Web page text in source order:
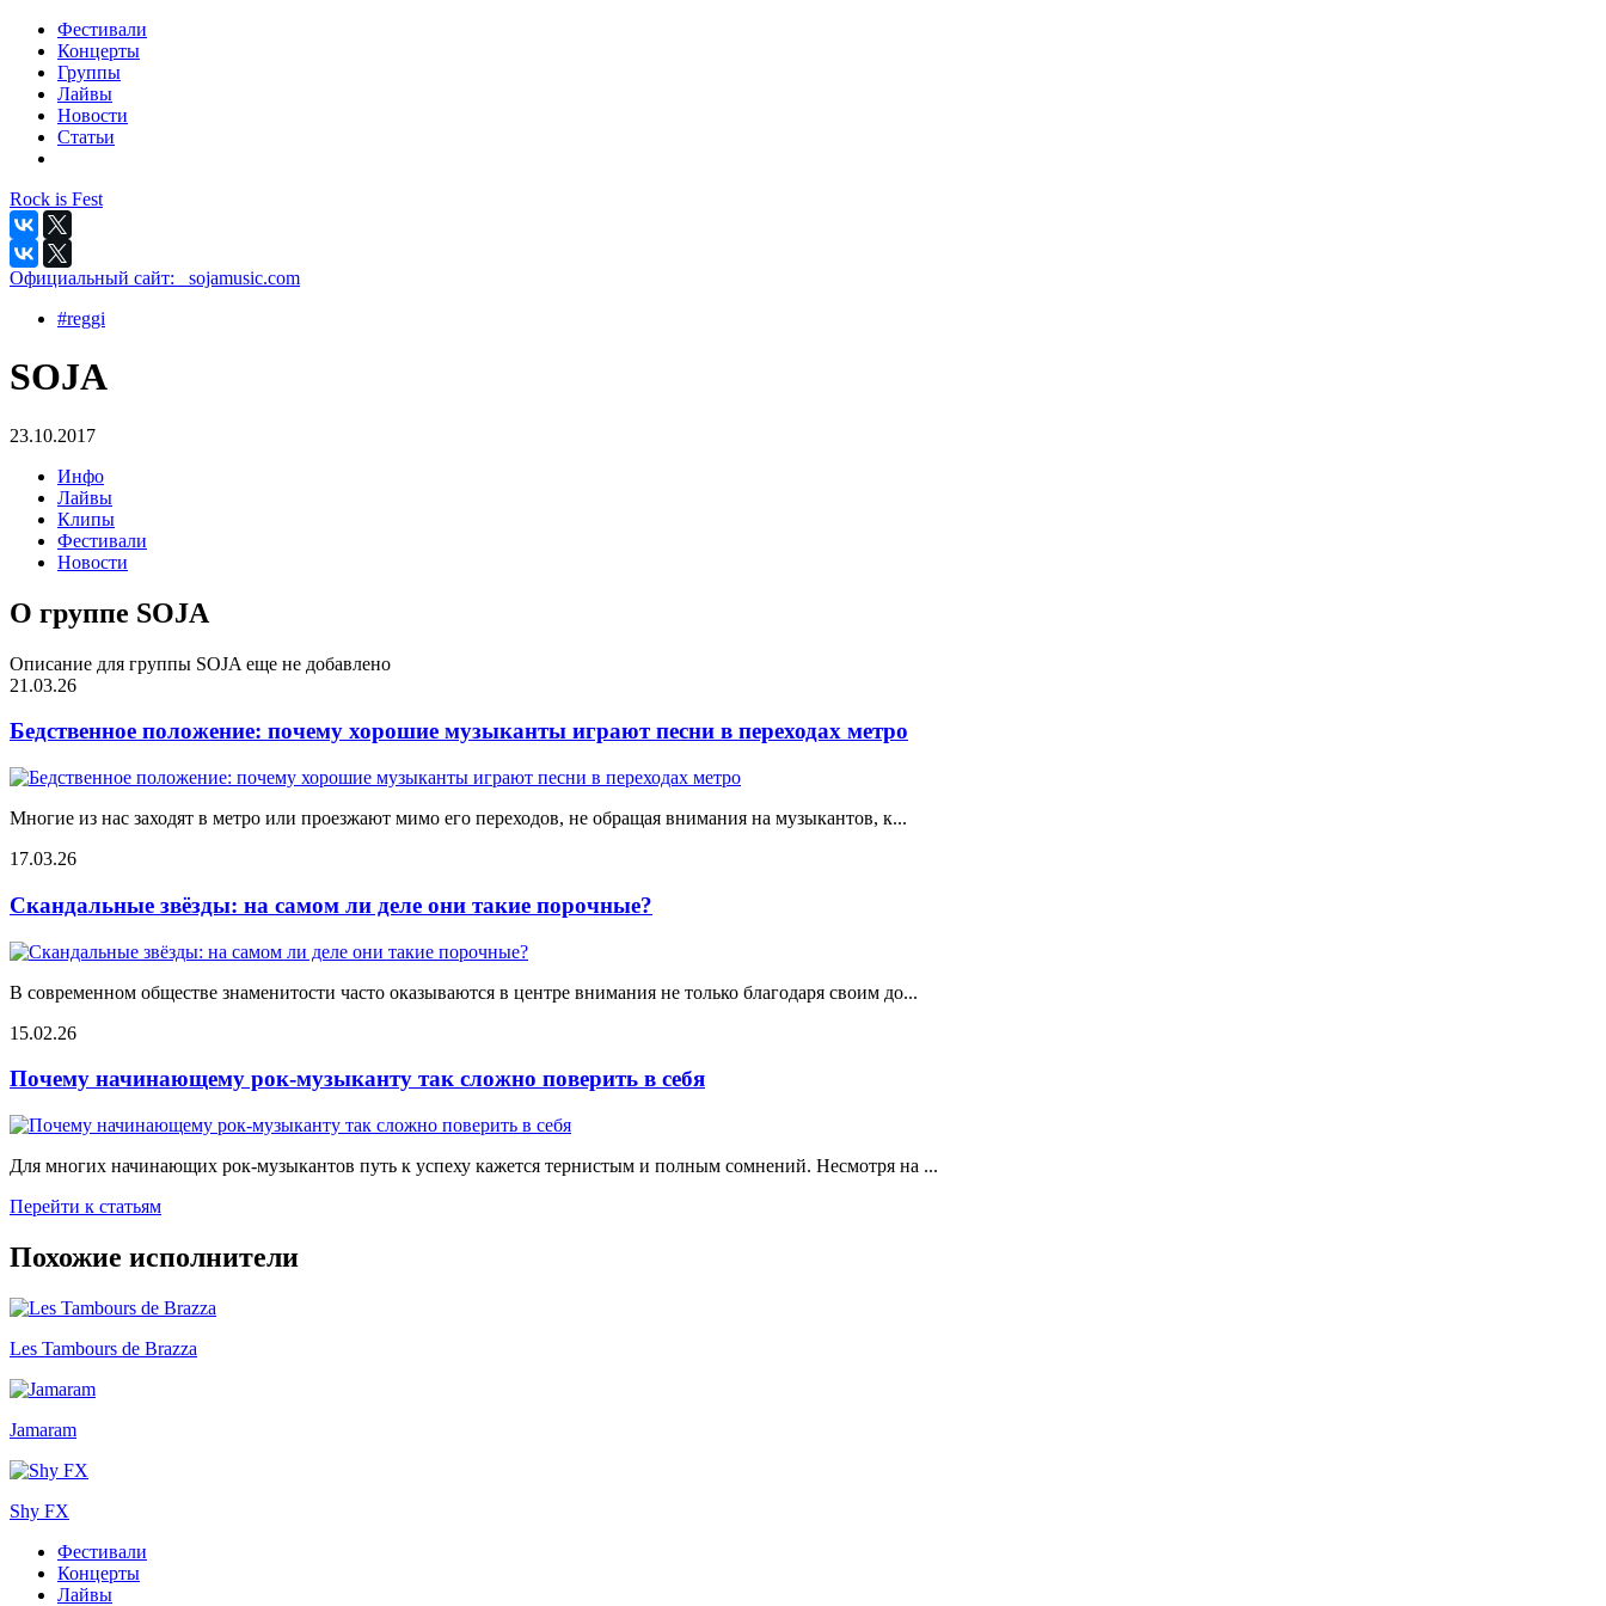
Фестивали
Концерты
Группы
Лайвы
Новости
Статьи
Rock is Fest
Официальный сайт:
_sojamusic.com
#reggi
SOJA
23.10.2017
Инфо
Лайвы
Клипы
Фестивали
Новости
О группе SOJA
Описание для группы SOJA еще не добавлено
21.03.26
Бедственное положение: почему хорошие музыканты играют песни в переходах метро
Многие из нас заходят в метро или проезжают мимо его переходов, не обращая внимания на музыкантов, к...
17.03.26
Скандальные звёзды: на самом ли деле они такие порочные?
В современном обществе знаменитости часто оказываются в центре внимания не только благодаря своим до...
15.02.26
Почему начинающему рок-музыканту так сложно поверить в себя
Для многих начинающих рок-музыкантов путь к успеху кажется тернистым и полным сомнений. Несмотря на ...
Перейти к статьям
Похожие исполнители
Les Tambours de Brazza
Jamaram
Shy FX
Фестивали
Концерты
Лайвы